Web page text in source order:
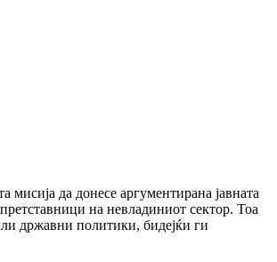
да донесе аргументирана јавната
на невладиниот сектор. Тоа
државни политики, бидејќи ги